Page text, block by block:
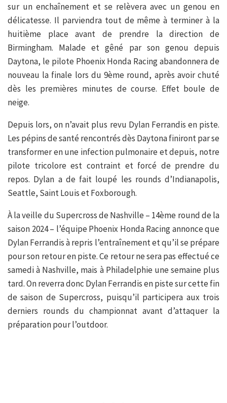
sur un enchaînement et se relèvera avec un genou en
délicatesse. Il parviendra tout de même à terminer à la
huitième place avant de prendre la direction de
Birmingham. Malade et gêné par son genou depuis
Daytona, le pilote Phoenix Honda Racing abandonnera de
nouveau la finale lors du 9ème round, après avoir chuté
dès les premières minutes de course. Effet boule de
neige.
Depuis lors, on n’avait plus revu Dylan Ferrandis en piste.
Les pépins de santé rencontrés dès Daytona finiront par se
transformer en une infection pulmonaire et depuis, notre
pilote tricolore est contraint et forcé de prendre du
repos. Dylan a de fait loupé les rounds d’Indianapolis,
Seattle, Saint Louis et Foxborough.
À la veille du Supercross de Nashville – 14ème round de la
saison 2024 – l’équipe Phoenix Honda Racing annonce que
Dylan Ferrandis à repris l’entraînement et qu’il se prépare
pour son retour en piste. Ce retour ne sera pas effectué ce
samedi à Nashville, mais à Philadelphie une semaine plus
tard. On reverra donc Dylan Ferrandis en piste sur cette fin
de saison de Supercross, puisqu’il participera aux trois
derniers rounds du championnat avant d’attaquer la
préparation pour l’outdoor.